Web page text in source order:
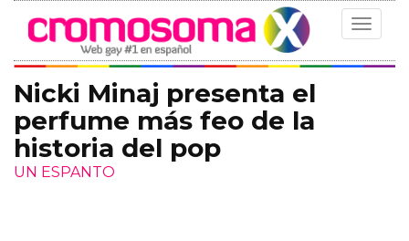
Toggle
Nicki Minaj presenta el
perfume más feo de la
historia del pop
UN ESPANTO